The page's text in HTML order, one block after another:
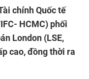
chính Quốc tế
HCMC) phối
London (LSE,
cao, đồng thời ra